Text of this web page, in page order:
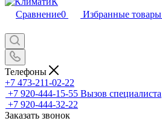
Сравнение0 Избранные товары
Телефоны
+7 473-211-02-22
+7 920-444-15-55 Вызов специалиста
+7 920-444-32-22
Заказать звонок